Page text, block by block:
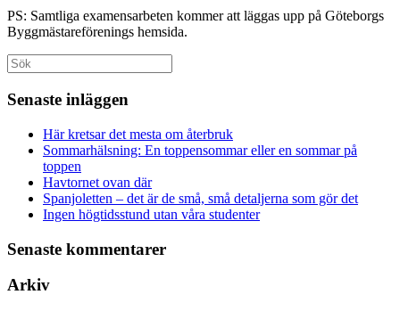
PS: Samtliga examensarbeten kommer att läggas upp på Göteborgs
Byggmästareförenings hemsida.
Sök
efter:
Senaste inläggen
Här kretsar det mesta om återbruk
Sommarhälsning: En toppensommar eller en sommar på
toppen
Havtornet ovan där
Spanjoletten – det är de små, små detaljerna som gör det
Ingen högtidsstund utan våra studenter
Senaste kommentarer
Arkiv